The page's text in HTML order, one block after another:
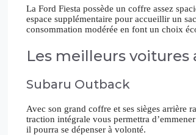
La Ford Fiesta possède un coffre assez
espace supplémentaire pour accueillir un
consommation modérée en font un choix
Les meilleurs voitures
Subaru Outback
Avec son grand coffre et ses sièges arrière
traction intégrale vous permettra
il pourra se dépenser à volonté.